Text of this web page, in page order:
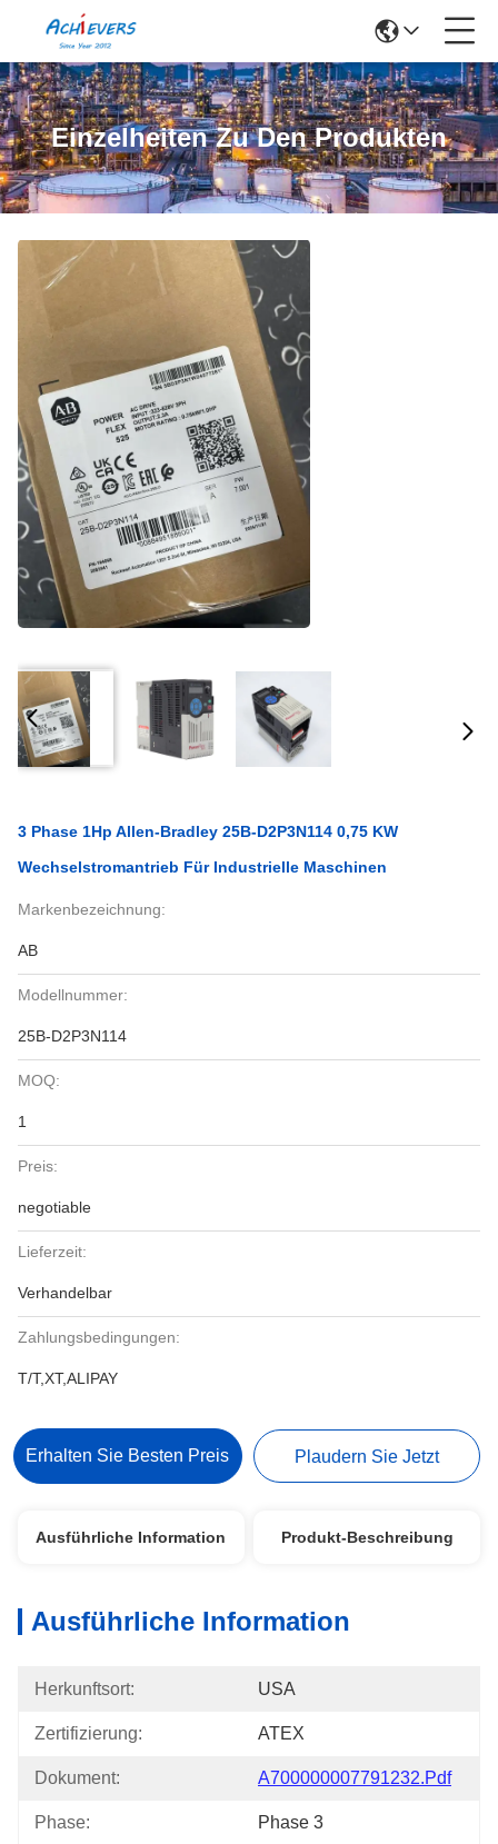
Einzelheiten Zu Den Produkten
3 Phase 1Hp Allen-Bradley 25B-D2P3N114 0,75 KW
Wechselstromantrieb Für Industrielle Maschinen
Markenbezeichnung:
AB
Modellnummer:
25B-D2P3N114
MOQ:
1
Preis:
negotiable
Lieferzeit:
Verhandelbar
Zahlungsbedingungen:
T/T,XT,ALIPAY
Erhalten Sie Besten Preis Plaudern Sie Jetzt
Ausführliche Information Produkt-Beschreibung
Ausführliche Information
Herkunftsort: USA
Zertifizierung: ATEX
Dokument: A700000007791232.pdf
Phase: Phase 3